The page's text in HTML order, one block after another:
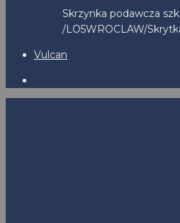
Skrzynka podawcza
/LO5WROCLAW/
Vulcan